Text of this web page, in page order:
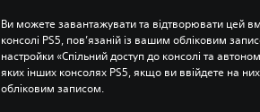
Ви можете завантажувати та відтворювати цей
консолі PS5, пов’язаній із вашим обліковим
настройки «Спільний доступ до консолі та
яких інших консолях PS5, якщо ви ввійдете на
обліковим записом.